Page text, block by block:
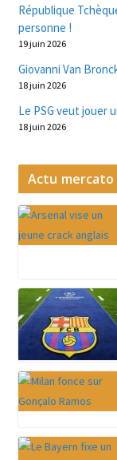
République
personne !
19 juin 2026
Giovanni Van
18 juin 2026
Le PSG veut jouer
18 juin 2026
Actu